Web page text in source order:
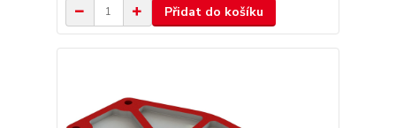
Přidat do košíku